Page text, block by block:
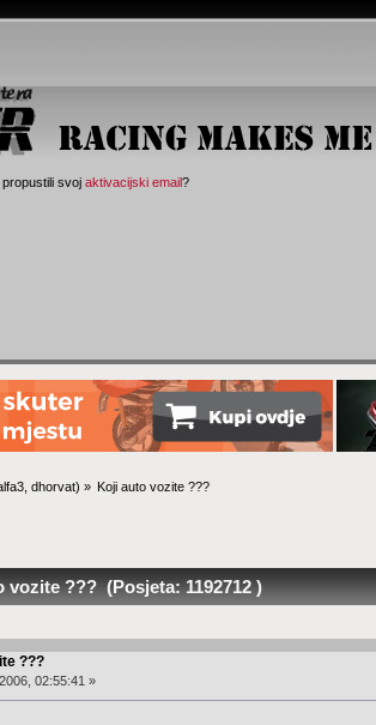
propustili svojaktivacijski email?
,dhorvat) » Koji auto vozite ???
vozite ??? (Posjeta: 1192712 )
???
02:55:41 »